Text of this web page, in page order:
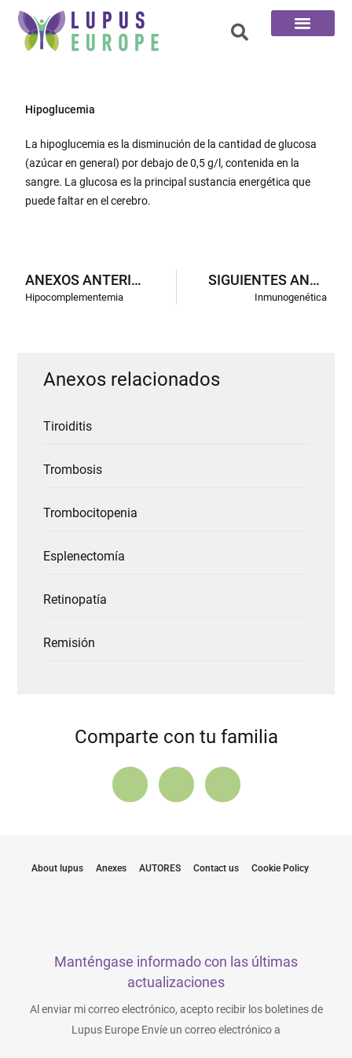
Hipoglucemia
La hipoglucemia es la disminución de la cantidad de glucosa
(azúcar en general) por debajo de 0,5 g/l, contenida en la
sangre. La glucosa es la principal sustancia energética que
puede faltar en el cerebro.
ANEXOS ANTERIORES
Hipocomplementemia
SIGUIENTES ANEXOS
Inmunogenética
Anexos relacionados
Tiroiditis
Trombosis
Trombocitopenia
Esplenectomía
Retinopatía
Remisión
Comparte con tu familia
About lupus Anexes AUTORES Contact us Cookie Policy
Manténgase informado con las últimas
actualizaciones
Al enviar mi correo electrónico, acepto recibir los boletines de
Lupus Europe Envíe un correo electrónico a